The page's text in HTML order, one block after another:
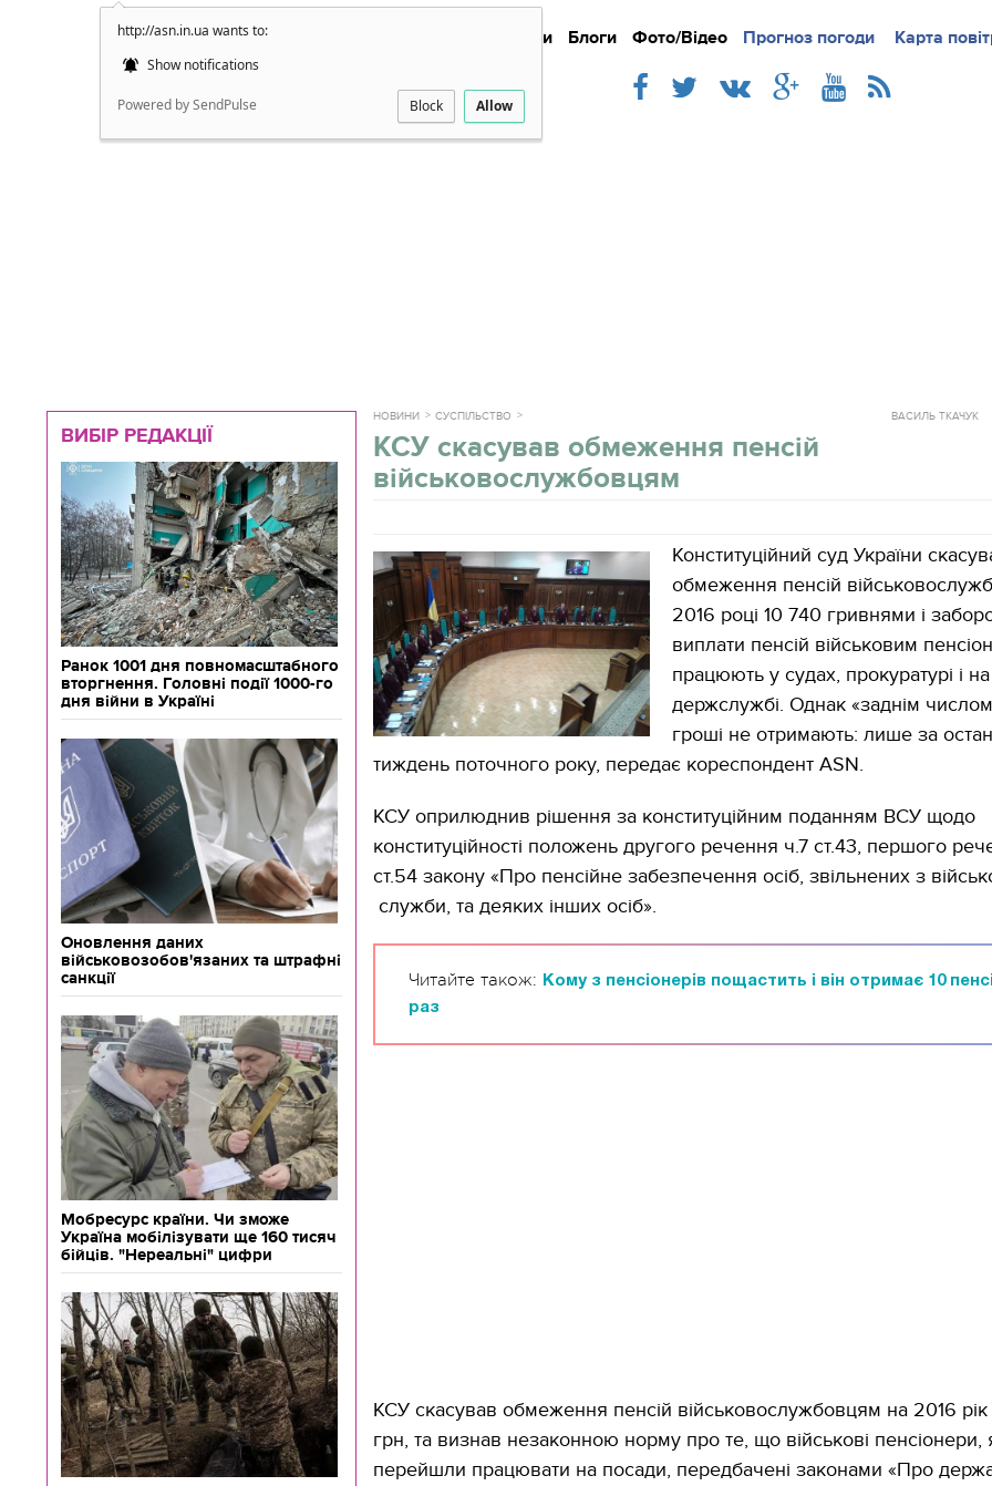
http://asn.in.ua wants to:
Show notifications
Powered by SendPulse Block Allow
Новини Блоги Фото/Відео Прогноз погоди Карта
Докладно Новини
ВИБІР РЕДАКЦІЇ
Ранок 1001 дня повномасштабного
вторгнення. Головні події 1000-го
дня війни в Україні
Оновлення даних
військовозобов'язаних та штрафні
санкції
Мобресурс країни. Чи зможе
Україна мобілізувати ще 160 тисяч
бійців. "Нереальні" цифри
НОВИНИ СУСПІЛЬСТВО ВАСИЛЬ ТКАЧУК
КСУ скасував обмеження пенсій
військовослужбовцям
Конституційний суд України
обмеження пенсій
2016 році 10 740 гривнями і
виплати пенсій військовим
працюють у судах, прокуратурі і на
держслужбі. Однак «заднім
гроші не отримають: лише за
тиждень поточного року, передає кореспондент ASN.
КСУ оприлюднив рішення за конституційним поданням ВСУ щодо
конституційності положень другого речення ч.7 ст.43, першого
ст.54 закону «Про пенсійне забезпечення осіб, звільнених з
служби, та деяких інших осіб».
Читайте також:
Кому з пенсіонерів пощастить і він отримає 10
раз
КСУ скасував обмеження пенсій військовослужбовцям на 2016 рік
грн, та визнав незаконною норму про те, що військові пенсіонери,
перейшли працювати на посади, передбачені законами «Про